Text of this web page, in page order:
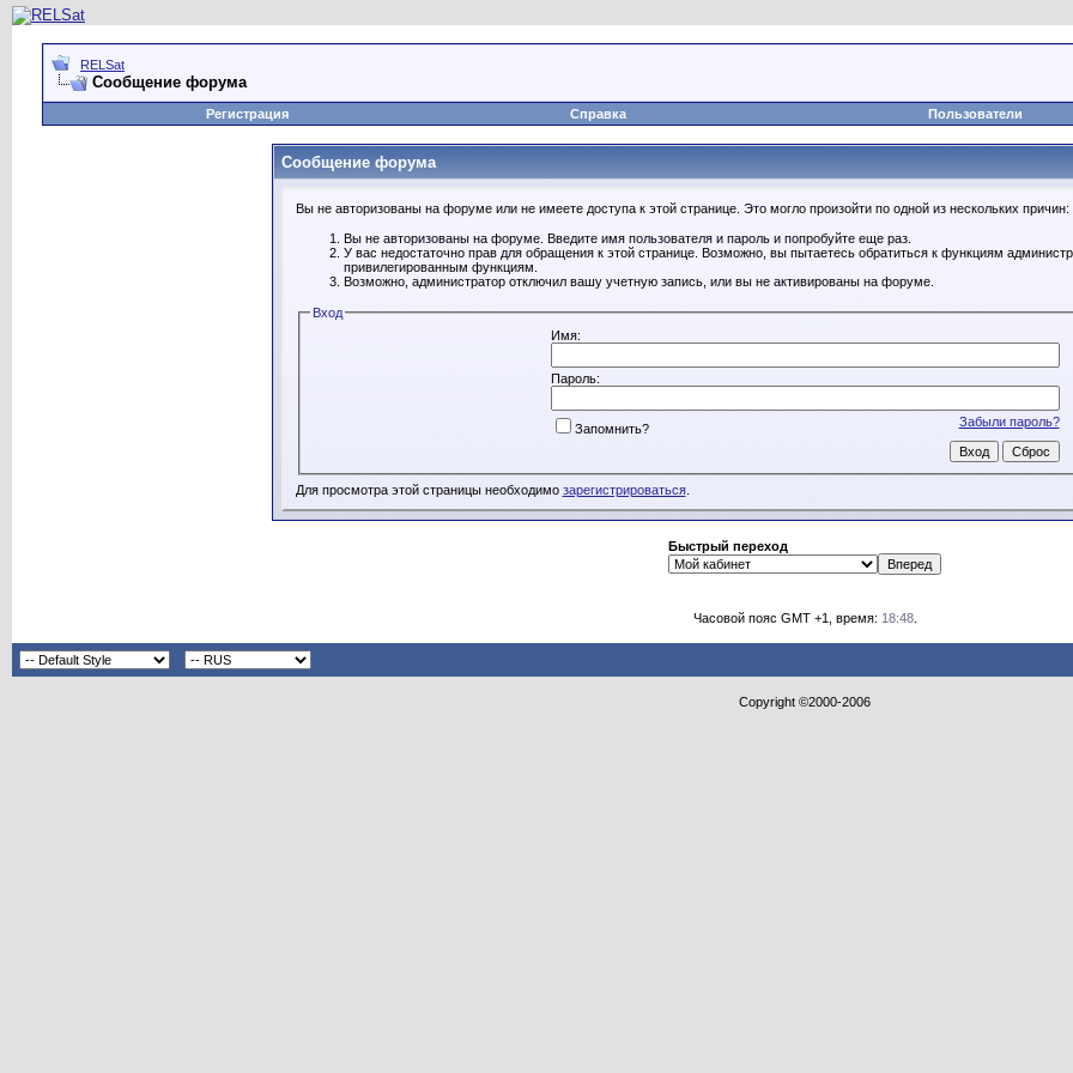
RELSat
Сообщение форума
Регистрация
Справка Пользователи
Сообщение форума
Вы не авторизованы на форуме или не имеете доступа к этой странице. Это могло произойти по одной из нескольких причин:
Вы не авторизованы на форуме. Введите имя пользователя и пароль и попробуйте еще раз.
У вас недостаточно прав для обращения к этой странице. Возможно, вы пытаетесь обратиться к функциям
привилегированным функциям.
Возможно, администратор отключил вашу учетную запись, или вы не активированы на форуме.
Вход
Имя:
Пароль:
Забыли пароль?
Запомнить?
Для просмотра этой страницы необходимо зарегистрироваться.
Быстрый переход
Часовой пояс GMT +1, время: 18:48.
Copyright ©2000-2006